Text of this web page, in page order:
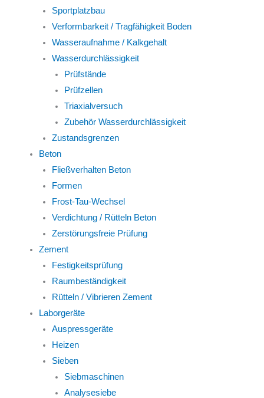
Sportplatzbau
Verformbarkeit / Tragfähigkeit Boden
Wasseraufnahme / Kalkgehalt
Wasserdurchlässigkeit
Prüfstände
Prüfzellen
Triaxialversuch
Zubehör Wasserdurchlässigkeit
Zustandsgrenzen
Beton
Fließverhalten Beton
Formen
Frost-Tau-Wechsel
Verdichtung / Rütteln Beton
Zerstörungsfreie Prüfung
Zement
Festigkeitsprüfung
Raumbeständigkeit
Rütteln / Vibrieren Zement
Laborgeräte
Auspressgeräte
Heizen
Sieben
Siebmaschinen
Analysesiebe